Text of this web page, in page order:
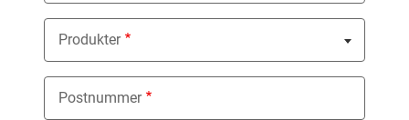
Produkter
Nothing selected
Postnummer